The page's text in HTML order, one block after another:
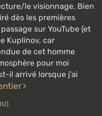
le visionnage. Bien
dès les premières
sur YouTube (et
Kuplinov, car
de cet homme
pour moi
il arrivé lorsque j'ai